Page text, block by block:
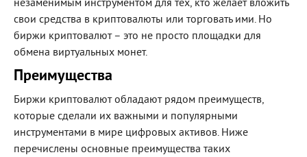
незаменимым инструментом для тех, кто желает вложить
свои средства в криптовалюты или торговать ими. Но
биржи криптовалют – это не просто площадки для
обмена виртуальных монет.
Преимущества
Биржи криптовалют обладают рядом преимуществ,
которые сделали их важными и популярными
инструментами в мире цифровых активов. Ниже
перечислены основные преимущества таких